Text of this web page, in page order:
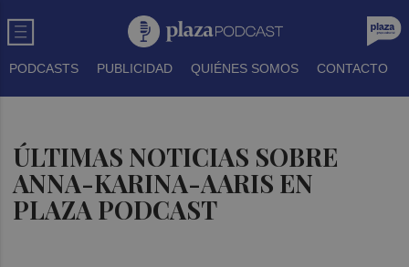
PODCASTS PUBLICIDAD QUIÉNES SOMOS CONTACTO
ÚLTIMAS NOTICIAS SOBRE
ANNA-KARINA-AARIS EN
PLAZA PODCAST